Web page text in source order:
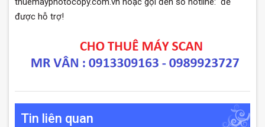
được hỗ trợ!
Tin liên quan